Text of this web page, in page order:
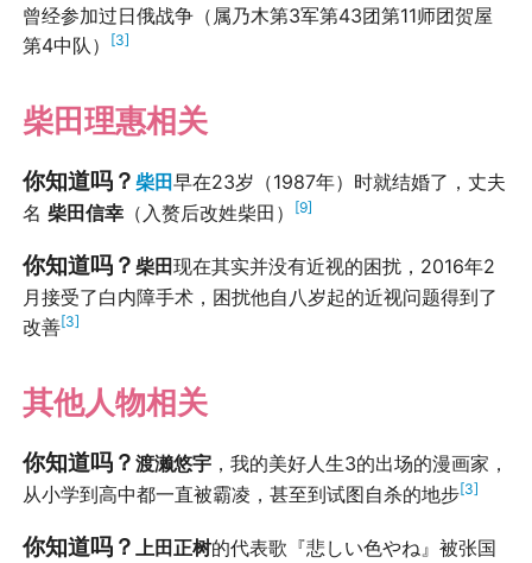
曾经参加过日俄战争（属乃木第3军第43团第11师团贺屋
第4中队）
[3]
柴田理惠相关
你知道吗？柴田早在23岁（1987年）时就结婚了，丈夫
名柴田信幸 （入赘后改姓柴田） [9]
你知道吗？柴田现在其实并没有近视的困扰，2016年2
月接受了白内障手术，困扰他自八岁起的近视问题得到了
改善[3]
其他人物相关
你知道吗？渡濑悠宇 ，我的美好人生3的出场的漫画家，
从小学到高中都一直被霸凌，甚至到试图自杀的地步[3]
你知道吗？上田正树的代表歌『悲しい色やね』被张国